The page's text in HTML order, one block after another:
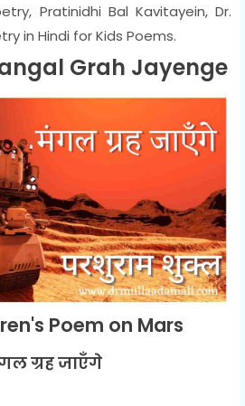
Pratinidhi Bal Kavitayein, Dr.
in Hindi for Kids Poems.
Grah Jayenge
Poem on Mars
ग्रह जाएँगे